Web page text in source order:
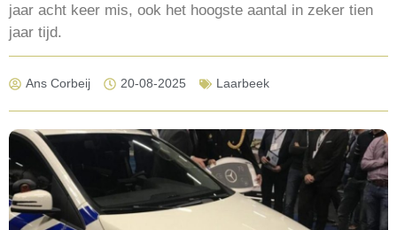
jaar acht keer mis, ook het hoogste aantal in zeker tien
jaar tijd.
Ans Corbeij 20-08-2025 Laarbeek